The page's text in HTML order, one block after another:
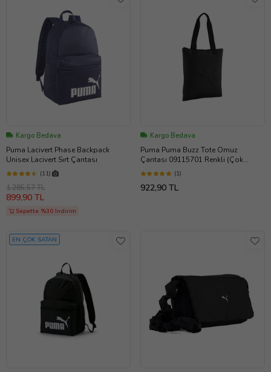
Kargo Bedava
Puma Lacivert Phase Backpack
Unisex Lacivert Sırt Çantası
(11)
1.285,57 TL
899,90 TL
Sepette %30 İndirim
Kargo Bedava
Puma Puma Buzz Tote Omuz
Çantası 09115701 Renkli (Çok
Renkli)
(1)
922,90 TL
EN ÇOK SATAN